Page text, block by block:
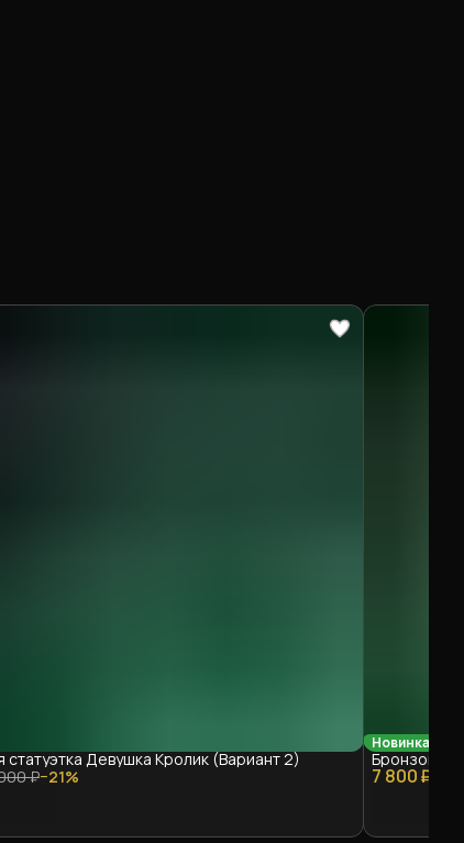
₽−21%
статуэтка Девушка Кролик (Вариант 2)
Новинка
7 800 ₽
Бронзовая